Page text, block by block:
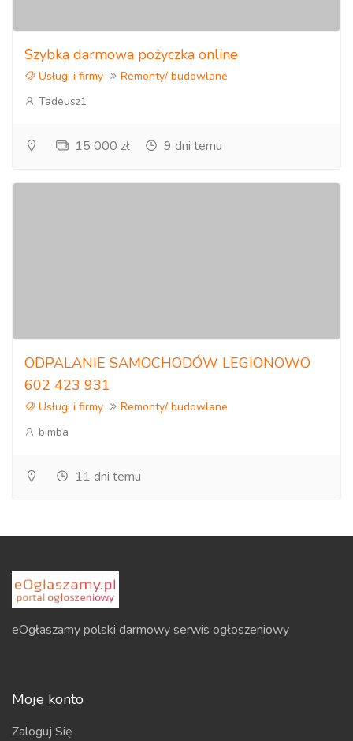
Szybka darmowa pożyczka online
Usługi i firmy
Remonty/ budowlane
Tadeusz1
15 000 zł 9 dni temu
ODPALANIE SAMOCHODÓW LEGIONOWO
602 423 931
Usługi i firmy
Remonty/ budowlane
bimba
11 dni temu
eOgłaszamy polski darmowy serwis ogłoszeniowy
Moje konto
Zaloguj Się